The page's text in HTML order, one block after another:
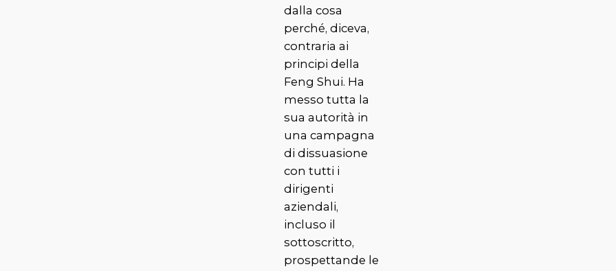
dalla cosa
perché, diceva,
contraria ai
principi della
Feng Shui. Ha
messo tutta la
sua autorità in
una campagna
di dissuasione
con tutti i
dirigenti
aziendali,
incluso il
sottoscritto,
prospettande le